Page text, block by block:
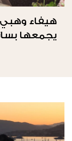
هيفاء
يجمعها